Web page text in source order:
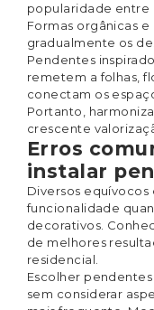
popularidade entre
Formas orgânicas
gradualmente os
Pendentes
remetem a folhas,
conectam os
Portanto,
crescente
Erros
instalar
Diversos
funcionalidade
decorativos.
de melhores
residencial.
Escolher
sem considerar